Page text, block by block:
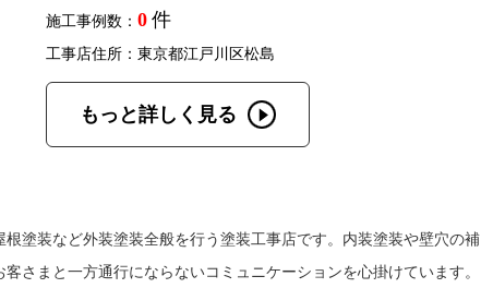
施工事例数： 0 件
工事店住所：東京都江戸川区松島
もっと詳しく見る
塗装など外装塗装全般を行う塗装工事店です。内装塗装や壁穴の補
さまと一方通行にならないコミュニケーションを心掛けています。